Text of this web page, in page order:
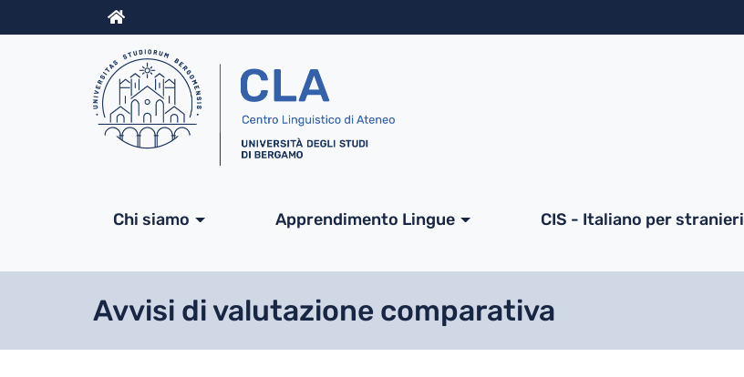
Info
Navigazione principale
Chi siamo Apprendimento Lingue CIS - Italiano per stranieri
Avvisi di valutazione comparativa